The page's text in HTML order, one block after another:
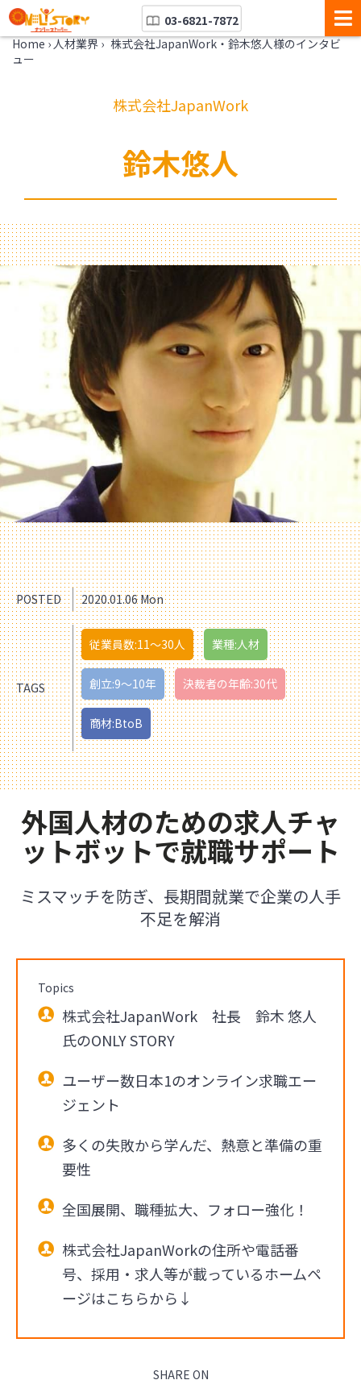
03-6821-7872
Home › 人材業界 › 株式会社JapanWork・鈴木悠人様のインタビ
ュー
株式会社JapanWork
鈴木悠人
POSTED 2020.01.06 Mon
TAGS
従業員数:11〜30人 業種:人材
創立:9〜10年 決裁者の年齢:30代
商材:BtoB
外国人材のための求人チャ
ットボットで就職サポート
ミスマッチを防ぎ、長期間就業で企業の人手
不足を解消
Topics
株式会社JapanWork 社長 鈴木 悠人
氏のONLY STORY
ユーザー数日本1のオンライン求職エー
ジェント
多くの失敗から学んだ、熱意と準備の重
要性
全国展開、職種拡大、フォロー強化！
株式会社JapanWorkの住所や電話番
号、採用・求人等が載っているホームペ
ージはこちらから↓
SHARE ON